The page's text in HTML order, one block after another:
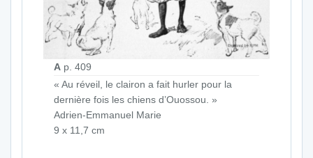
A p. 409
« Au réveil, le clairon a fait hurler pour la
dernière fois les chiens d’Ouossou. »
Adrien-Emmanuel Marie
9 x 11,7 cm